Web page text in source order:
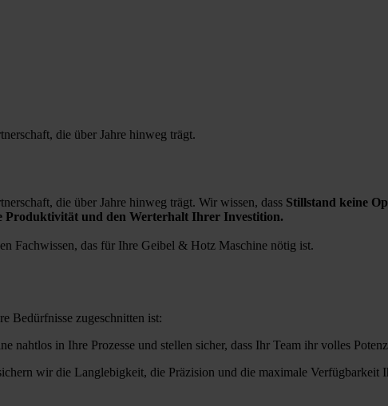
die über Jahre hinweg trägt.
die über Jahre hinweg trägt. Wir wissen, dass Stillstand keine
Produktivität und den Werterhalt Ihrer Investition.
Fachwissen, das für Ihre Geibel & Hotz Maschine nötig ist.
Bedürfnisse zugeschnitten ist:
nahtlos in Ihre Prozesse und stellen sicher, dass Ihr Team ihr volles
wir die Langlebigkeit, die Präzision und die maximale